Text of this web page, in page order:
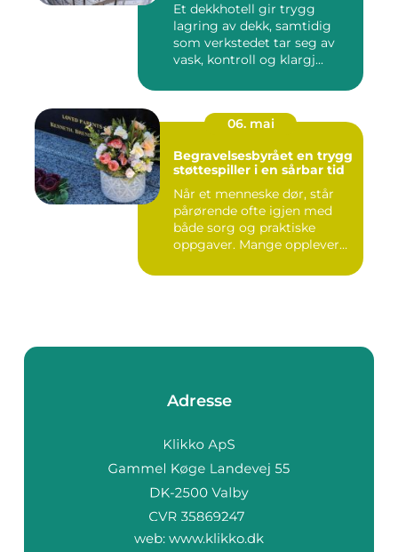
Et dekkhotell gir trygg
lagring av dekk, samtidig
som verkstedet tar seg av
vask, kontroll og klargj...
06. mai
Begravelsesbyrået en trygg
støttespiller i en sårbar tid
Når et menneske dør, står
pårørende ofte igjen med
både sorg og praktiske
oppgaver. Mange opplever
Adresse
web: www.klikko.dk